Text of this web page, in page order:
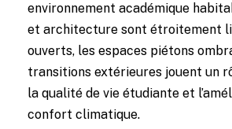
environnement académique
et architecture sont étroitement
ouverts, les espaces piétons
transitions extérieures jouent un
la qualité de vie étudiante et
confort climatique.